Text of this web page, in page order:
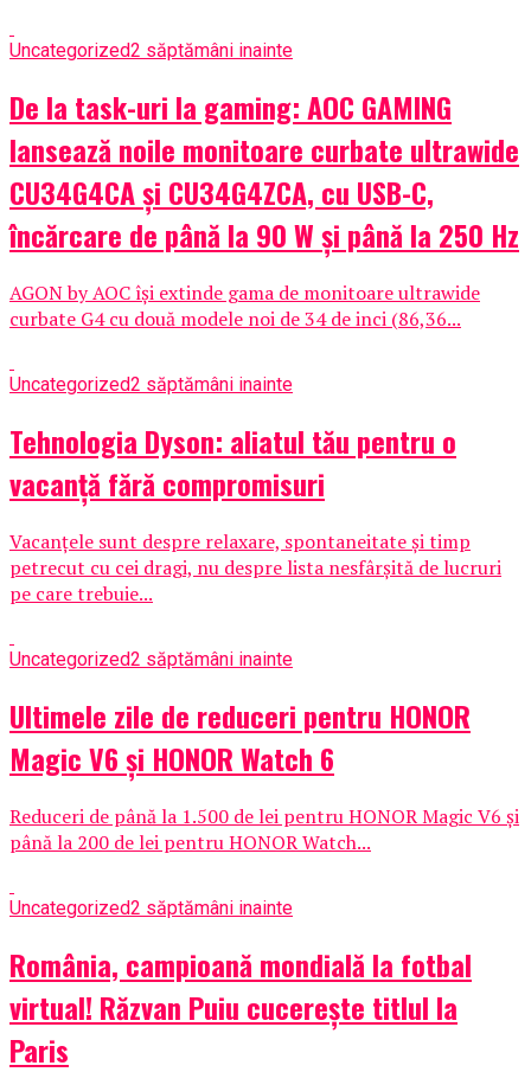
Uncategorized2 săptămâni inainte
De la task-uri la gaming: AOC GAMING
lansează noile monitoare curbate ultrawide
CU34G4CA și CU34G4ZCA, cu USB-C,
încărcare de până la 90 W și până la 250 Hz
AGON by AOC își extinde gama de monitoare ultrawide
curbate G4 cu două modele noi de 34 de inci (86,36...
Uncategorized2 săptămâni inainte
Tehnologia Dyson: aliatul tău pentru o
vacanță fără compromisuri
Vacanțele sunt despre relaxare, spontaneitate și timp
petrecut cu cei dragi, nu despre lista nesfârșită de lucruri
pe care trebuie...
Uncategorized2 săptămâni inainte
Ultimele zile de reduceri pentru HONOR
Magic V6 și HONOR Watch 6
Reduceri de până la 1.500 de lei pentru HONOR Magic V6 și
până la 200 de lei pentru HONOR Watch...
Uncategorized2 săptămâni inainte
România, campioană mondială la fotbal
virtual! Răzvan Puiu cucerește titlul la
Paris